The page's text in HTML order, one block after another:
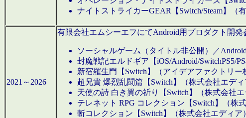
ナイトストライカーGEAR【Switch/Steam】（
2021～2026
有限会社エムシーエフにてAndroid用プロダクト開
ソーシャルゲーム（タイトル非公開）／
封魔戦記エルドギア【iOS/Android/SwitchPS5/
新宿羅生門【Switch】（アイデアファクトリー
超兄貴 爆烈乱闘篇【Switch】（株式会社エディ
天使の詩 白き翼の祈り【Switch】（株式会社エ
テレネット RPG コレクション【Switch】（株
斬コレクション【Switch】（株式会社エディア）